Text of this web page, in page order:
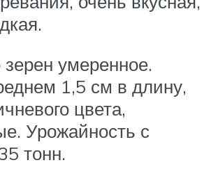
умеренное.
1,5 см в длину,
цвета,
Урожайность с
тонн.